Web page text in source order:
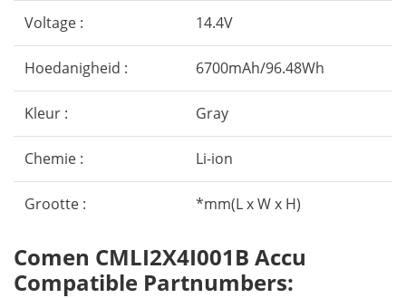
Voltage : 14.4V
Hoedanigheid : 6700mAh/96.48Wh
Kleur : Gray
Chemie : Li-ion
Grootte : *mm(L x W x H)
Comen CMLI2X4I001B Accu
Compatible Partnumbers: